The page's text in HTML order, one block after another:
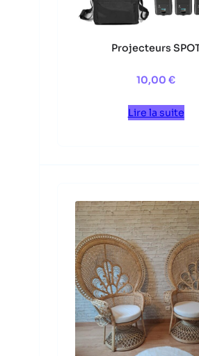
Projecteurs
10,00 €
Lire la suite